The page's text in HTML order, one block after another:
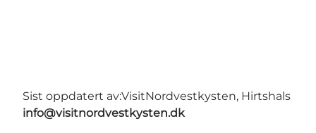
Sist oppdatert av:VisitNordvestkysten, Hirtshals
info@visitnordvestkysten.dk